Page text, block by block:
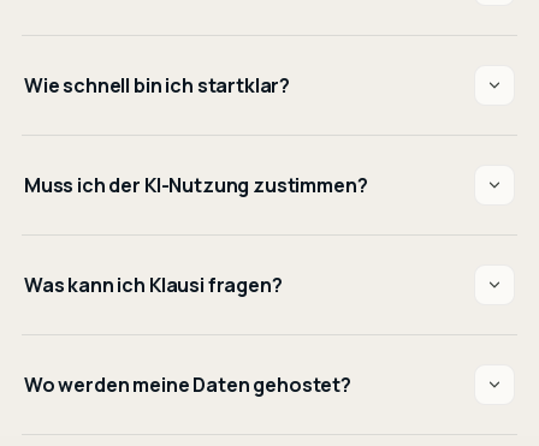
Wie schnell bin ich startklar?
Muss ich der KI-Nutzung zustimmen?
Was kann ich Klausi fragen?
Wo werden meine Daten gehostet?